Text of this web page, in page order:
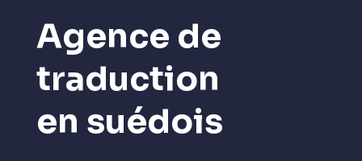
Agence de
traduction
en suédois